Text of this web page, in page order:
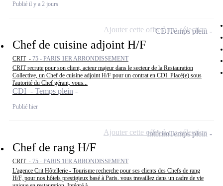
Publié il y a 2 jours
Chef de cuisine adjoint H/F
CRIT - 75 - PARIS 1ER ARRONDISSEMENT
CRIT recrute pour son client, acteur majeur dans le secteur de la Restauration
Collective, un Chef de cuisine adjoint H/F pour un contrat en CDI. Placé(e) sous
l'autorité du Chef gérant, vous...
CDI - Temps plein
Publié hier
CDITemps plein
Ajouter cette offre à ma sélection
Chef de rang H/F
CRIT - 75 - PARIS 1ER ARRONDISSEMENT
L'agence Crit Hôtellerie - Tourisme recherche pour ses clients des Chefs de rang
H/F, pour nos hôtels prestigieux basé à Paris. vous travaillez dans un cadre de vie
IntérimTemps plein
Ajouter cette offre à ma sélection